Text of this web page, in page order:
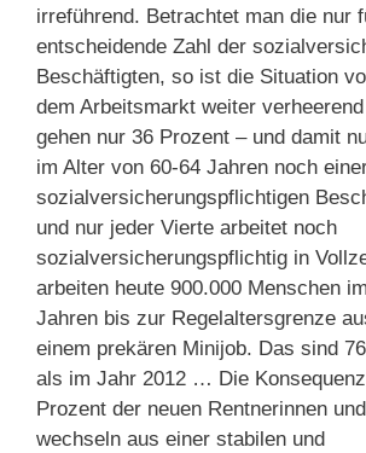
irreführend. Betrachtet man die nur
entscheidende Zahl der
Beschäftigten, so ist die Situation
dem Arbeitsmarkt weiter
gehen nur 36 Prozent – und damit
im Alter von 60-64 Jahren noch
sozialversicherungspflichtigen
und nur jeder Vierte arbeitet noch
sozialversicherungspflichtig in
arbeiten heute 900.000 Menschen
Jahren bis zur Regelaltersgrenze
einem prekären Minijob. Das sind
als im Jahr 2012 … Die
Prozent der neuen Rentnerinnen
wechseln aus einer stabilen und